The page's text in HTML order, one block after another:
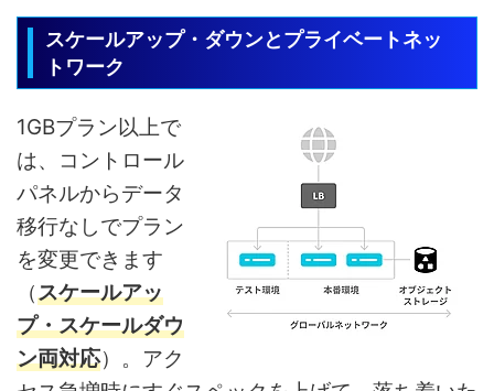
スケールアップ・ダウンとプライベートネッ
トワーク
1GBプラン以上で
は、コントロール
パネルからデータ
移行なしでプラン
を変更できます
（スケールアッ
プ・スケールダウ
ン両対応）。アク